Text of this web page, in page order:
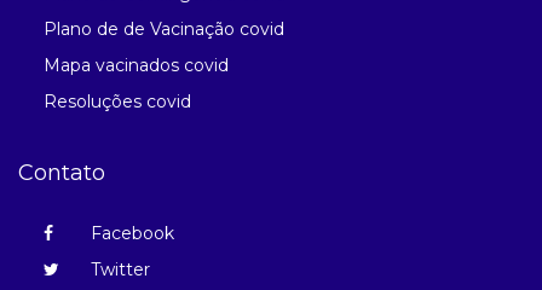
Plano de de Vacinação covid
Mapa vacinados covid
Resoluções covid
Contato
Facebook
Twitter